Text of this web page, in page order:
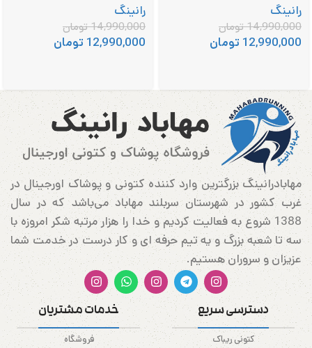
رانینگ
14,990,000تومان
12,990,000 تومان
رانینگ
14,990,000تومان
12,990,000 تومان
مهابادرانینگ بزرگترین وارد کننده کتونی و پوشاک اورجینال در
غرب کشور در شهرستان سربلند مهاباد می‌باشد که در سال
1388 شروع به فعالیت کردیم و خدا را هزار مرتبه شکر امروزه با
سه تا شعبه بزرگ و یه تیم حرفه ای و کار درست در خدمت شما
عزیزان و سروران هستیم.
دسترسی سریع
کتونی ریباک
خدمات مشتریان
فروشگاه